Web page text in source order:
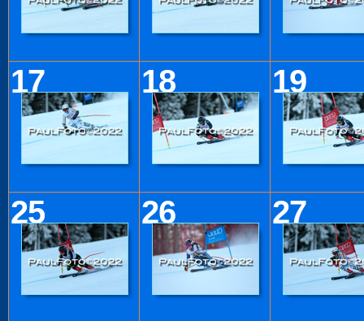
17 18 19
25 26 27